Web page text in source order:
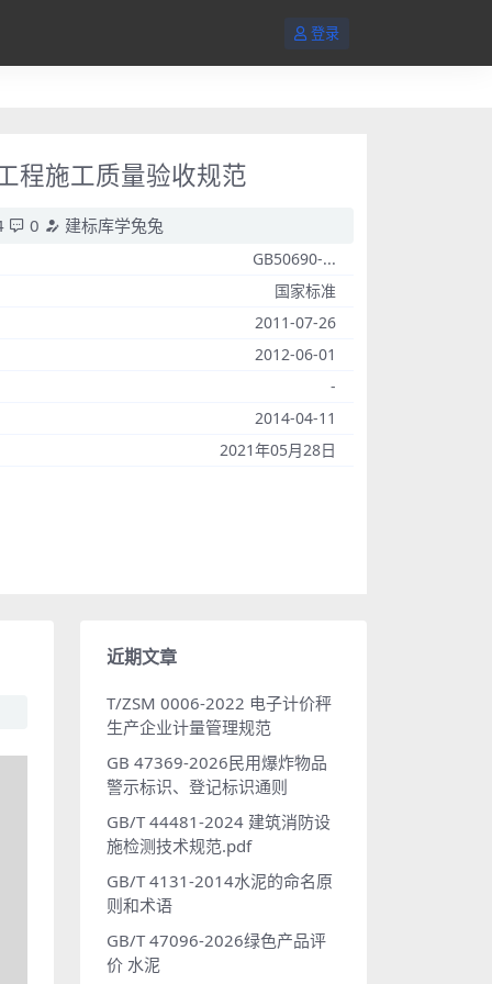
登录
程施工质量验收规范
0 建标库学兔兔
GB50690-...
国家标准
2011-07-26
2012-06-01
-
2014-04-11
2021年05月28日
近期文章
T/ZSM 0006-2022 电子计价秤
生产企业计量管理规范
GB 47369-2026民用爆炸物品
警示标识、登记标识通则
GB/T 44481-2024 建筑消防设
施检测技术规范.pdf
GB/T 4131-2014水泥的命名原
则和术语
GB/T 47096-2026绿色产品评
价 水泥